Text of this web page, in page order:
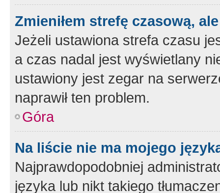
Zmieniłem strefę czasową,
Jeżeli ustawiona strefa czasu
a czas nadal jest wyświetlany
ustawiony jest zegar na
naprawił ten problem.
Góra
Na liście nie ma mojego
Najprawdopodobniej
języka lub nikt takiego